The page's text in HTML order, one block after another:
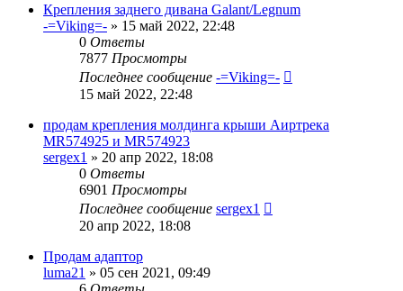
Крепления заднего дивана Galant/Legnum
-=Viking=- » 15 май 2022, 22:48
0 Ответы
7877 Просмотры
Последнее сообщение -=Viking=-
15 май 2022, 22:48
продам крепления молдинга крыши Аиртрека
MR574925 и MR574923
sergex1 » 20 апр 2022, 18:08
0 Ответы
6901 Просмотры
Последнее сообщение sergex1
20 апр 2022, 18:08
Продам адаптор
luma21 » 05 сен 2021, 09:49